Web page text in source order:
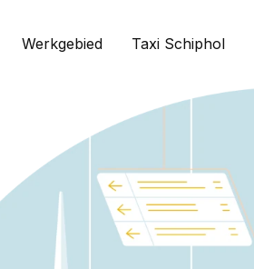
Werkgebied Taxi Schiphol